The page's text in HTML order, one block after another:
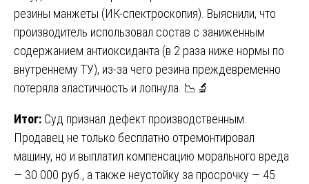
резины манжеты (ИК-спектроскопия). Выяснили, что
производитель использовал состав с заниженным
содержанием антиоксиданта (в 2 раза ниже нормы по
внутреннему ТУ), из-за чего резина преждевременно
потеряла эластичность и лопнула. 📉🔬
Итог: Суд признал дефект производственным.
Продавец не только бесплатно отремонтировал
машину, но и выплатил компенсацию морального вреда
— 30 000 руб., а также неустойку за просрочку — 45